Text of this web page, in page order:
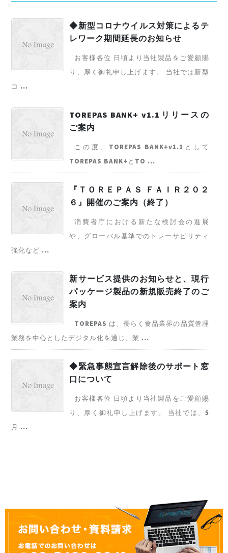
◆新型コロナウイルス対策によるテ
レワーク期間延長のお知らせ
お客様各位 日頃より当社製品をご愛顧賜
り、厚く御礼申し上げます。 当社では新型
コ ...
TOREPAS BANK+ v1.1リリースの
ご案内
この度、TOREPAS BANK+v1.1として
TOREPAS BANK+とTO ...
『ＴＯＲＥＰＡＳ ＦＡＩＲ２０２
６』開催のご案内（終了）
消費者庁における新たな検討会の進展
や、グローバル基準でのトレーサビリティ
強化など ...
新サービス提供のお知らせと、現行
パッケージ製品の新規販売終了のご
案内
TOREPAS は、長らく食品業界の品質管理
業務を中心としたデジタル化を通じ、業 ...
◆緊急事態宣言解除後のサポート窓
口について
お客様各位 日頃より当社製品をご愛顧賜
り、厚く御礼申し上げます。 当社では、5
月 ...